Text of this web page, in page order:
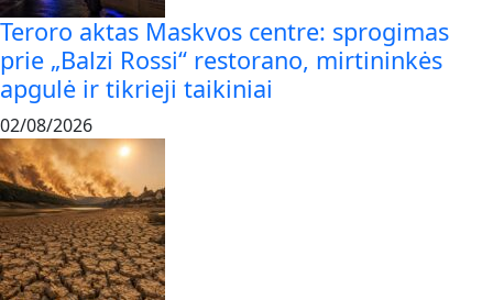
Teroro aktas Maskvos centre: sprogimas
prie „Balzi Rossi“ restorano, mirtininkės
apgulė ir tikrieji taikiniai
02/08/2026